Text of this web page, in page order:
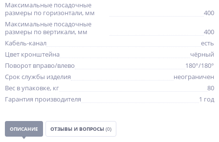
Максимальные посадочные
размеры по горизонтали, мм
400
Максимальные посадочные
размеры по вертикали, мм
400
Кабель-канал
есть
Цвет кронштейна
чёрный
Поворот вправо/влево
180°/180°
Срок службы изделия
неограничен
Вес в упаковке, кг
80
Гарантия производителя
1 год
ОПИСАНИЕ ОТЗЫВЫ И ВОПРОСЫ (0)